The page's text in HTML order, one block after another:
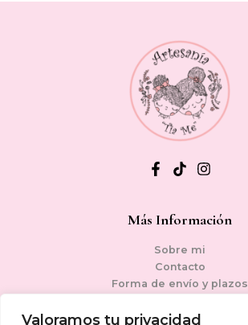
Valoramos tu privacidad
Más Información
Sobre mi
Contacto
Forma de envío y plazos
Política de privacidad